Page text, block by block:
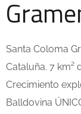
Santa Coloma
Cataluña. 7 km²
Crecimiento
Balldovina